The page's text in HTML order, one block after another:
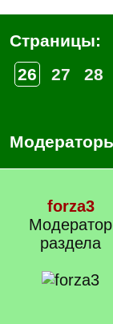
Страницы:
26
27 28
forza3
Модератор
раздела